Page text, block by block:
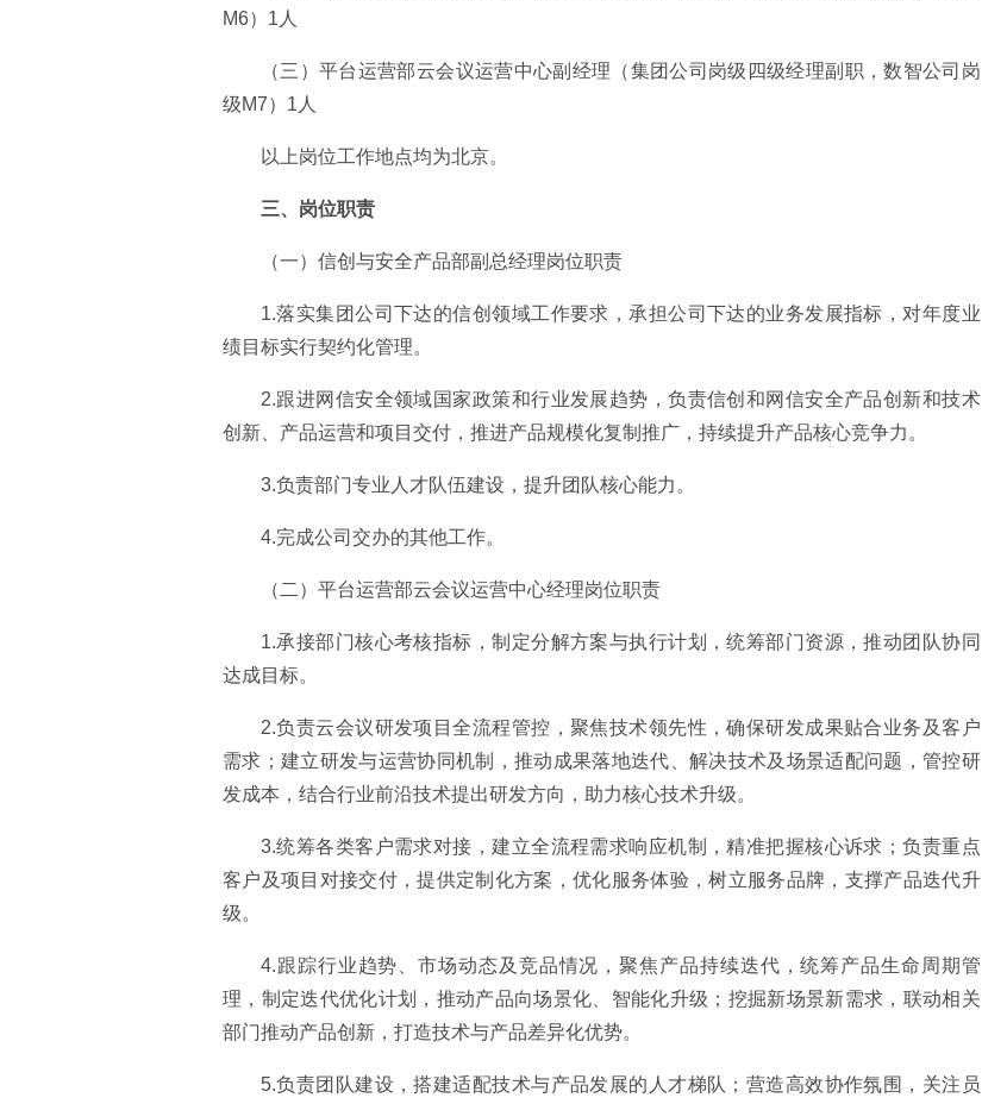
M6）1人
（三）平台运营部云会议运营中心副经理（集团公司岗级四级经理副职，数智公司岗
级M7）1人
以上岗位工作地点均为北京。
三、岗位职责
（一）信创与安全产品部副总经理岗位职责
1.落实集团公司下达的信创领域工作要求，承担公司下达的业务发展指标，对年度业
绩目标实行契约化管理。
2.跟进网信安全领域国家政策和行业发展趋势，负责信创和网信安全产品创新和技术
创新、产品运营和项目交付，推进产品规模化复制推广，持续提升产品核心竞争力。
3.负责部门专业人才队伍建设，提升团队核心能力。
4.完成公司交办的其他工作。
（二）平台运营部云会议运营中心经理岗位职责
1.承接部门核心考核指标，制定分解方案与执行计划，统筹部门资源，推动团队协同
达成目标。
2.负责云会议研发项目全流程管控，聚焦技术领先性，确保研发成果贴合业务及客户
需求；建立研发与运营协同机制，推动成果落地迭代、解决技术及场景适配问题，管控研
发成本，结合行业前沿技术提出研发方向，助力核心技术升级。
3.统筹各类客户需求对接，建立全流程需求响应机制，精准把握核心诉求；负责重点
客户及项目对接交付，提供定制化方案，优化服务体验，树立服务品牌，支撑产品迭代升
级。
4.跟踪行业趋势、市场动态及竞品情况，聚焦产品持续迭代，统筹产品生命周期管
理，制定迭代优化计划，推动产品向场景化、智能化升级；挖掘新场景新需求，联动相关
部门推动产品创新，打造技术与产品差异化优势。
5.负责团队建设，搭建适配技术与产品发展的人才梯队；营造高效协作氛围，关注员